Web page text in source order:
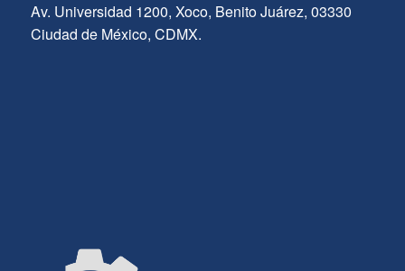
Av. Universidad 1200, Xoco, Benito Juárez, 03330
Ciudad de México, CDMX.